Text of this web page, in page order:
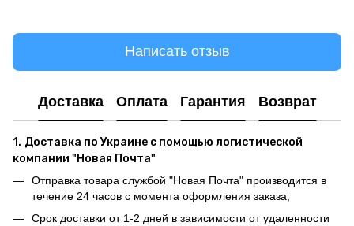
Написать отзыв
Доставка Оплата Гарантия Возврат
1. Доставка по Украине с помощью логистической
компании "Новая Почта"
Отправка товара службой "Новая Почта" производится в
течение 24 часов с момента оформления заказа;
Срок доставки от 1-2 дней в зависимости от удаленности